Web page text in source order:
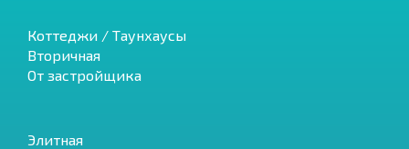
Коттеджи / Таунхаусы
Вторичная
От застройщика
Элитная